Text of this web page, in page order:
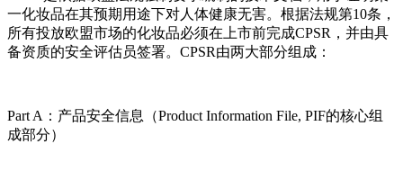
一化妆品在其预期用途下对人体健康无害。根据法规第10条，
所有投放欧盟市场的化妆品必须在上市前完成CPSR，并由具
备资质的安全评估员签署。CPSR由两大部分组成：
Part A：产品安全信息（Product Information File, PIF的核心组
成部分）